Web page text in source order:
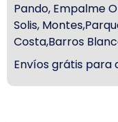
Pando, Empalme
Solis,
Costa,Barros
Envíos grátis para